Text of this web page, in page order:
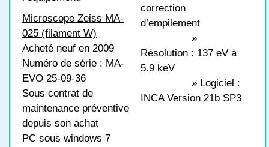
Microscope Zeiss MA-
025 (filament W)
Acheté neuf en 2009
Numéro de série : MA-
EVO 25-09-36
Sous contrat de
maintenance préventive
depuis son achat
PC sous windows 7
correction
d’empilement
»
Résolution : 137 eV à
5.9 keV
» Logiciel :
INCA Version 21b SP3